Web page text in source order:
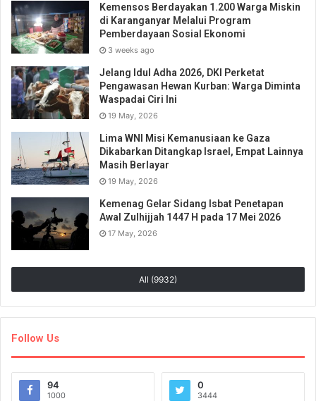
Kemensos Berdayakan 1.200 Warga Miskin
di Karanganyar Melalui Program
Pemberdayaan Sosial Ekonomi
3 weeks ago
Jelang Idul Adha 2026, DKI Perketat
Pengawasan Hewan Kurban: Warga Diminta
Waspadai Ciri Ini
19 May, 2026
Lima WNI Misi Kemanusiaan ke Gaza
Dikabarkan Ditangkap Israel, Empat Lainnya
Masih Berlayar
19 May, 2026
Kemenag Gelar Sidang Isbat Penetapan
Awal Zulhijjah 1447 H pada 17 Mei 2026
17 May, 2026
All (9932)
Follow Us
94
1000
0
3444